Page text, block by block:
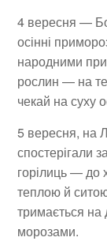
4 вересня—
осінні
народними
рослин — на
чекай на суху
5 вересня, на
спостерігали
горілиць — до
теплою й
тримається
морозами.